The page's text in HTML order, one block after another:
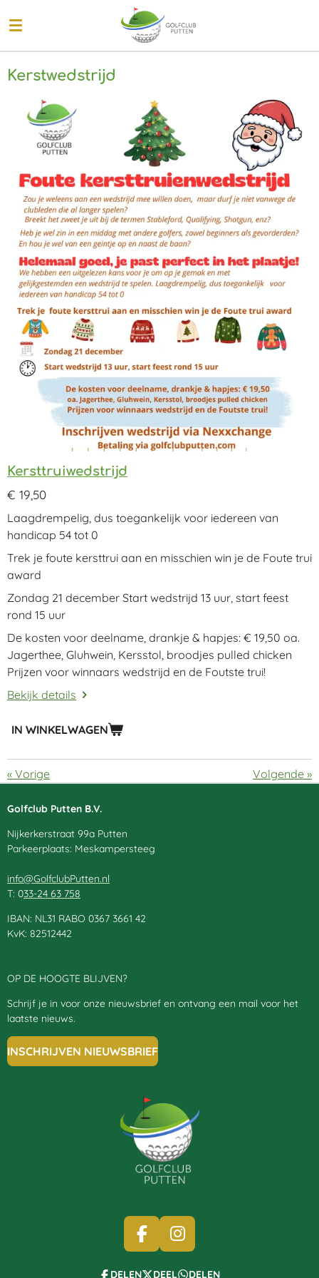
direct
naar
de
hoofdinhoud
Kerstwedstrijd
Kersttruiwedstrijd
€ 19,50
Laagdrempelig, dus toegankelijk voor iedereen van
handicap 54 tot 0
Trek je foute kersttrui aan en misschien win je de Foute trui
award
Zondag 21 december Start wedstrijd 13 uur, start feest
rond 15 uur
De kosten voor deelname, drankje & hapjes: € 19,50 oa.
Jagerthee, Gluhwein, Kersstol, broodjes pulled chicken
Prijzen voor winnaars wedstrijd en de Foutste trui!
Bekijk details
IN WINKELWAGEN
« Vorige Volgende »
Golfclub Putten B.V.
Nijkerkerstraat 99a Putten
Parkeerplaats: Meskampersteeg
info@GolfclubPutten.nl
T: 033-24 63 758
IBAN: NL31 RABO 0367 3661 42
KvK: 82512442
OP DE HOOGTE BLIJVEN?
Schrijf je in voor onze nieuwsbrief en ontvang een mail voor het
laatste nieuws.
INSCHRIJVEN NIEUWSBRIEF
F
I
DELEN DEEL DELEN